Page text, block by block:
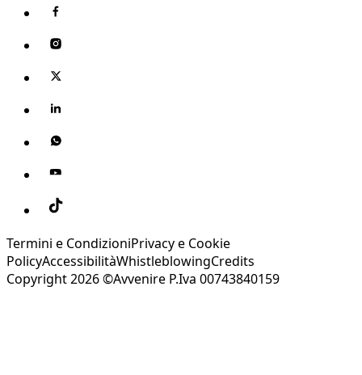
Termini e CondizioniPrivacy e Cookie
PolicyAccessibilitàWhistleblowingCredits
Copyright 2026 ©Avvenire P.Iva 00743840159